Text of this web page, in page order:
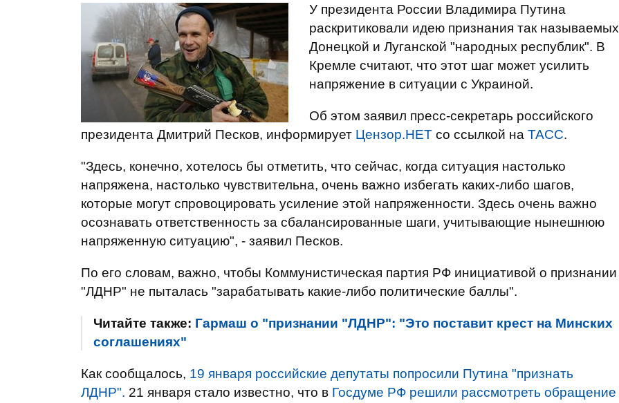
У президента России Владимира Путина
раскритиковали идею признания так называемых
Донецкой и Луганской "народных республик". В
Кремле считают, что этот шаг может усилить
напряжение в ситуации с Украиной.
Об этом заявил пресс-секретарь российского
президента Дмитрий Песков, информирует Цензор.НЕТ со ссылкой на ТАСС.
"Здесь, конечно, хотелось бы отметить, что сейчас, когда ситуация настолько
напряжена, настолько чувствительна, очень важно избегать каких-либо шагов,
которые могут спровоцировать усиление этой напряженности. Здесь очень важно
осознавать ответственность за сбалансированные шаги, учитывающие нынешнюю
напряженную ситуацию", - заявил Песков.
По его словам, важно, чтобы Коммунистическая партия РФ инициативой о признании
"ЛДНР" не пыталась "зарабатывать какие-либо политические баллы".
Читайте также: Гармаш о "признании "ЛДНР": "Это поставит крест на Минских
соглашениях"
Как сообщалось, 19 января российские депутаты попросили Путина "признать
ЛДНР". 21 января стало известно, что в Госдуме РФ решили рассмотреть обращение